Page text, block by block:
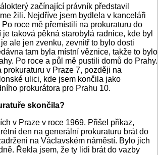
začínající právník představil
žili. Nejdříve jsem bydlela v kanceláři
roce mě přemístili na prokuraturu do
je taková pěkná starobylá radnice, kde byl
ale jen zvenku, zevnitř to bylo dosti
tam byla místní věznice, takže to bylo
Po roce a půl mě pustili domů do Prahy.
prokuraturu v Praze 7, později na
ulici, kde jsem končila jako
prokurátora pro Prahu 10.
skončila?
v Praze v roce 1969. Přišel příkaz,
den na generální prokuraturu brát do
na Václavském náměstí. Bylo jich
Řekla jsem, že ty lidi brát do vazby